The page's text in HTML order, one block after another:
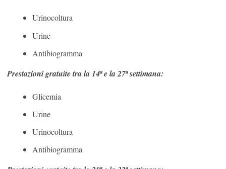
Urinocoltura
Urine
Antibiogramma
Prestazioni gratuite tra la 14ª e la 27ª settimana:
Glicemia
Urine
Urinocoltura
Antibiogramma